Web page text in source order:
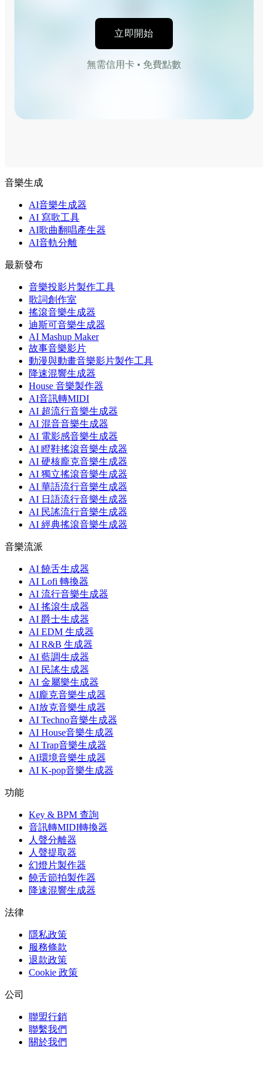
立即開始
無需信用卡 • 免費點數
音樂生成
AI音樂生成器
AI 寫歌工具
AI歌曲翻唱產生器
AI音軌分離
最新發布
音樂投影片製作工具
歌詞創作室
搖滾音樂生成器
迪斯可音樂生成器
AI Mashup Maker
故事音樂影片
動漫與動畫音樂影片製作工具
降速混響生成器
House 音樂製作器
AI音訊轉MIDI
AI 超流行音樂生成器
AI 混音音樂生成器
AI 電影感音樂生成器
AI 瞪鞋搖滾音樂生成器
AI 硬核龐克音樂生成器
AI 獨立搖滾音樂生成器
AI 華語流行音樂生成器
AI 日語流行音樂生成器
AI 民謠流行音樂生成器
AI 經典搖滾音樂生成器
音樂流派
AI 饒舌生成器
AI Lofi 轉換器
AI 流行音樂生成器
AI 搖滾生成器
AI 爵士生成器
AI EDM 生成器
AI R&B 生成器
AI 藍調生成器
AI 民謠生成器
AI 金屬樂生成器
AI龐克音樂生成器
AI放克音樂生成器
AI Techno音樂生成器
AI House音樂生成器
AI Trap音樂生成器
AI環境音樂生成器
AI K-pop音樂生成器
功能
Key & BPM 查詢
音訊轉MIDI轉換器
人聲分離器
人聲提取器
幻燈片製作器
饒舌節拍製作器
降速混響生成器
法律
隱私政策
服務條款
退款政策
Cookie 政策
公司
聯盟行銷
聯繫我們
關於我們